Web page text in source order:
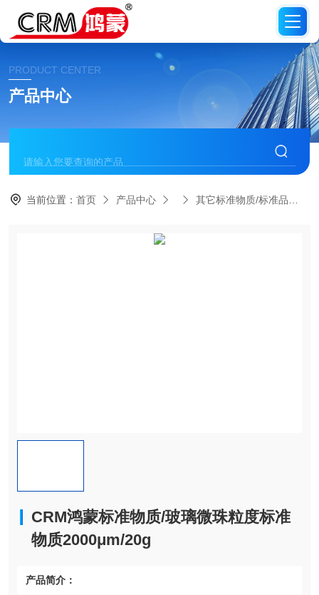
PRODUCT CENTER
产品中心
当前位置：首页 产品中心 其它标准物质/标准品
CRM鸿蒙标准物质/玻璃微珠粒度标准
物质2000μm/20g
产品简介：